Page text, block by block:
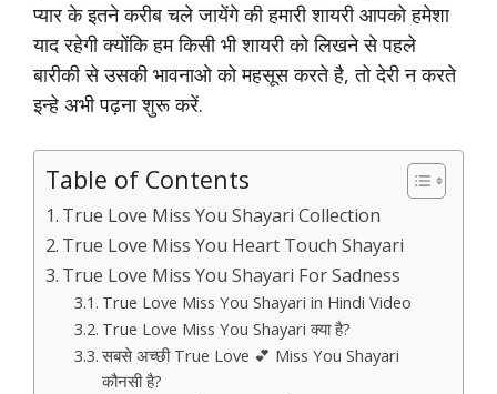
प्यार के इतने करीब चले जायेंगे की हमारी शायरी आपको हमेशा
याद रहेगी क्योंकि हम किसी भी शायरी को लिखने से पहले
बारीकी से उसकी भावनाओ को महसूस करते है, तो देरी न करते
इन्हे अभी पढ़ना शुरू करें.
Table of Contents
True Love Miss You Shayari Collection
True Love Miss You Heart Touch Shayari
True Love Miss You Shayari For Sadness
True Love Miss You Shayari in Hindi Video
True Love Miss You Shayari क्या है?
सबसे अच्छी True Love 💕 Miss You Shayari
कौनसी है?